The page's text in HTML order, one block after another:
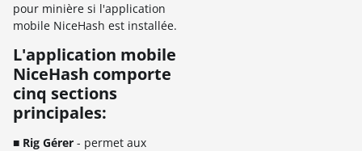
pour minière si l'application
mobile NiceHash est installée.
L'application mobile
NiceHash comporte
cinq sections
principales:
■ Rig Gérer - permet aux